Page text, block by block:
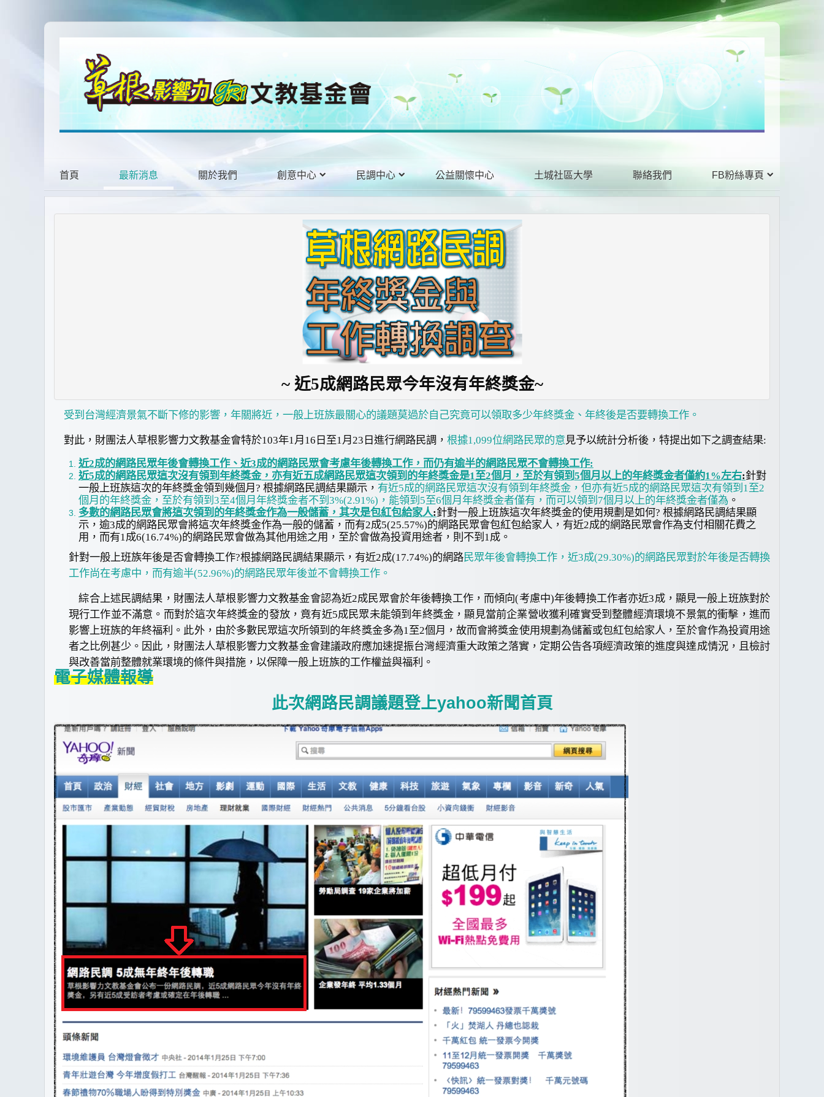
首頁 最新消息 關於我們 創意中心 民調中心 公益關懷中心 土城社區大學 聯絡我們 FB粉絲專頁
~ 近5成網路民眾今年沒有年終獎金~
受到台灣經濟景氣不斷下修的影響，年關將近，一般上班族最關心的議題莫過於自己究竟可以領取多少年終獎金、年終後是否要轉換工作。
對此，財團法人草根影響力文教基金會特於103年1月16日至1月23日進行網路民調， 根據1,099位網路民眾的意見予以統計分析後，特提出如下之調查結果:
近2成的網路民眾年後會轉換工作、近3成的網路民眾會考慮年後轉換工作，而仍有逾半的網路民眾不會轉換工作:
近5成的網路民眾這次沒有領到年終獎金，亦有近五成網路民眾這次領到的年終獎金是1至2個月，至於有領到5個月以上的年終獎金者僅約1%左右:針對
一般上班族這次的年終獎金領到幾個月? 根據網路民調結果顯示， 有近5成的網路民眾這次沒有領到年終獎金，但亦有近5成的網路民眾這次有領到1至2
個月的年終獎金，至於有領到3至4個月年終獎金者不到3%(2.91%)，能領到5至6個月年終獎金者僅有，而可以領到7個月以上的年終獎金者僅為 。
多數的網路民眾會將這次領到的年終獎金作為一般儲蓄，其次是包紅包給家人:針對一般上班族這次年終獎金的使用規劃是如何? 根據網路民調結果顯
示，逾3成的網路民眾會將這次年終獎金作為一般的儲蓄，而有2成5(25.57%)的網路民眾會包紅包給家人，有近2成的網路民眾會作為支付相關花費之
用，而有1成6(16.74%)的網路民眾會做為其他用途之用，至於會做為投資用途者，則不到1成。
針對一般上班族年後是否會轉換工作?根據網路民調結果顯示，有近2成(17.74%)的網路民眾年後會轉換工作，近3成(29.30%)的網路民眾對於年後是否轉換
工作尚在考慮中，而有逾半(52.96%)的網路民眾年後並不會轉換工作。
綜合上述民調結果，財團法人草根影響力文教基金會認為近2成民眾會於年後轉換工作，而傾向(考慮中)年後轉換工作者亦近3成，顯見一般上班族對於
現行工作並不滿意 。而對於這次年終獎金的發放，竟有近5成民眾未能領到年終獎金，顯見當前企業營收獲利確實受到整體經濟環境不景氣的衝擊，進而
影響上班族的年終福利。此外，由於多數民眾這次所領到的年終獎金多為1至2個月，故而會將獎金使用規劃為儲蓄或包紅包給家人，至於會作為投資用途
者之比例甚少。因此， 財團法人草根影響力文教基金會建議政府應加速提振台灣經濟重大政策之落實，定期公告各項經濟政策的進度與達成情況，且檢討
與改善當前整體就業環境的條件與措施，以保障一般上班族的工作權益與福利。
電子媒體報導
此次網路民調議題登上yahoo新聞首頁